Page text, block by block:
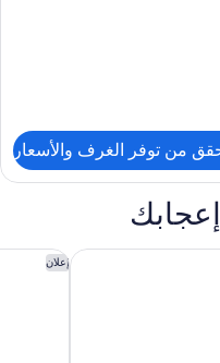
من توفر الغرف والأسعار
إعلان